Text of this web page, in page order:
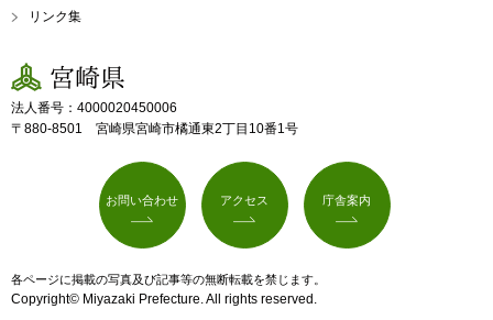
リンク集
宮崎県
法人番号：4000020450006
〒880-8501 宮崎県宮崎市橘通東2丁目10番1号
お問い合わせ アクセス 庁舎案内
各ページに掲載の写真及び記事等の無断転載を禁じます。
Copyright© Miyazaki Prefecture. All rights reserved.